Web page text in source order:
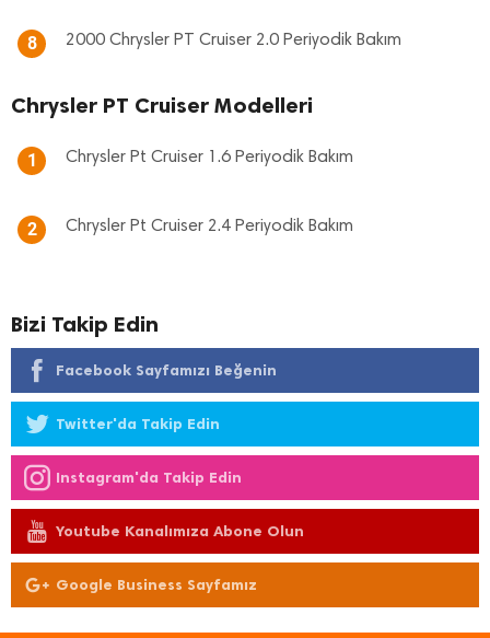
8 2000 Chrysler PT Cruiser 2.0 Periyodik Bakım
Chrysler PT Cruiser Modelleri
1 Chrysler Pt Cruiser 1.6 Periyodik Bakım
2 Chrysler Pt Cruiser 2.4 Periyodik Bakım
Bizi Takip Edin
Facebook Sayfamızı Beğenin
Twitter'da Takip Edin
Instagram'da Takip Edin
Youtube Kanalımıza Abone Olun
Google Business Sayfamız